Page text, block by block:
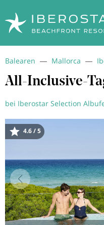
Direkt
zum
Inhalt
Balearen Mallorca
All-Inclusive-
bei Iberostar Selection
Bild
4.6 / 5